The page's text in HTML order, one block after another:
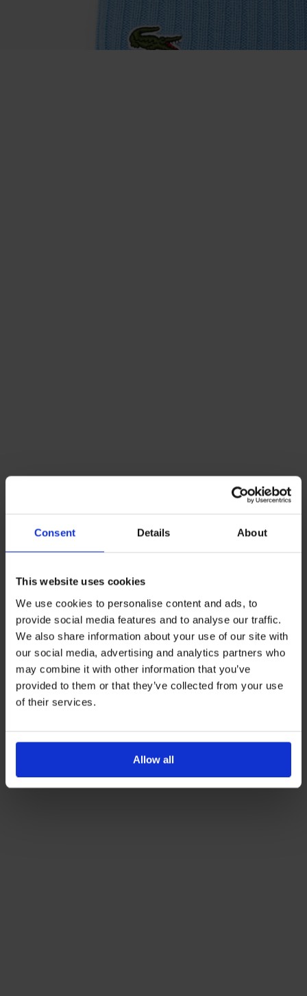
Consent Details About
This website uses cookies
We use cookies to personalise content and ads, to
provide social media features and to analyse our traffic.
We also share information about your use of our site with
our social media, advertising and analytics partners who
may combine it with other information that you’ve
provided to them or that they’ve collected from your use
of their services.
Allow all
πρώτη σας αγορά.
Email
Ενδιαφέρομαι για:
Γυναικεία Ανδρικά
Εγγραφή
Με την εγγραφή σας, συμφωνείτε να λαμβάνετε
ενημερωτικά email.
Δεδομένων.
'Οχι, ευχαριστώ